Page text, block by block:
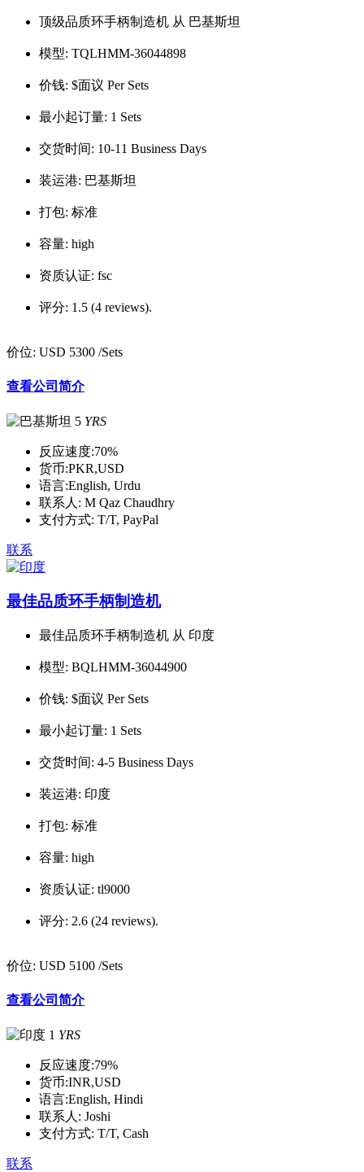
顶级品质环手柄制造机 从 巴基斯坦
模型: TQLHMM-36044898
价钱: $面议 Per Sets
最小起订量: 1 Sets
交货时间: 10-11 Business Days
装运港: 巴基斯坦
打包: 标准
容量: high
资质认证: fsc
评分: 1.5 (4 reviews).
价位: USD 5300 /Sets
查看公司简介
5 YRS
反应速度:70%
货币:PKR,USD
语言:English, Urdu
联系人: M Qaz Chaudhry
支付方式: T/T, PayPal
联系
最佳品质环手柄制造机
最佳品质环手柄制造机 从 印度
模型: BQLHMM-36044900
价钱: $面议 Per Sets
最小起订量: 1 Sets
交货时间: 4-5 Business Days
装运港: 印度
打包: 标准
容量: high
资质认证: tl9000
评分: 2.6 (24 reviews).
价位: USD 5100 /Sets
查看公司简介
1 YRS
反应速度:79%
货币:INR,USD
语言:English, Hindi
联系人: Joshi
支付方式: T/T, Cash
联系